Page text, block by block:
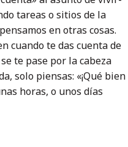
tareas o sitios de la
en otras cosas.
cuando te das cuenta de
te pase por la cabeza
solo piensas: «¡Qué bien
horas, o unos días